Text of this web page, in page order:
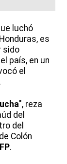
luchó
es
sido
país, en un
el
lucha", reza
del
del
Colón
.